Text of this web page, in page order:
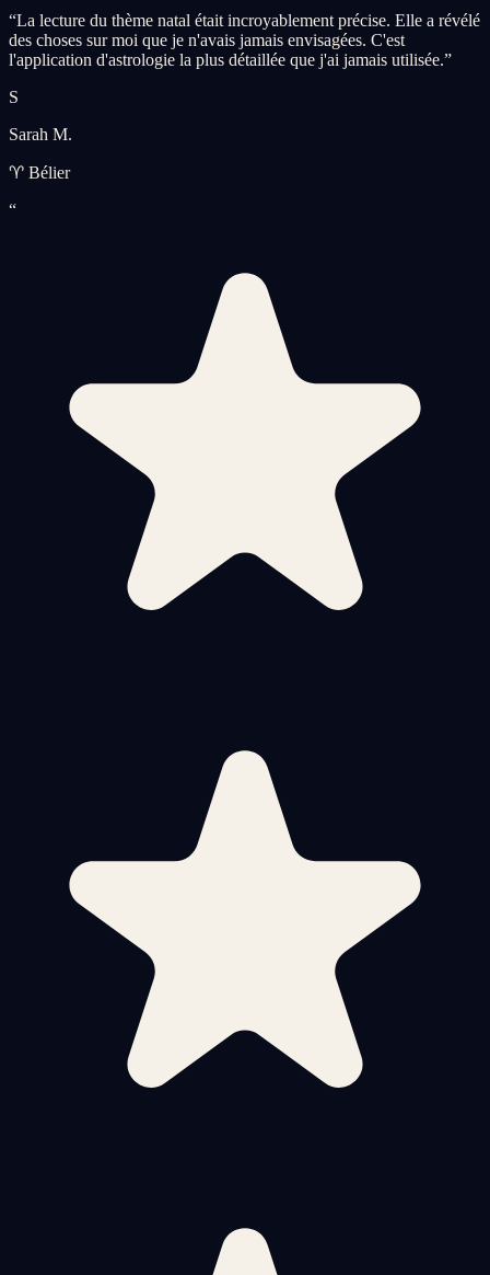
“La lecture du thème natal était incroyablement précise. Elle a révélé
des choses sur moi que je n'avais jamais envisagées. C'est
l'application d'astrologie la plus détaillée que j'ai jamais utilisée.”
S
Sarah M.
♈ Bélier
“